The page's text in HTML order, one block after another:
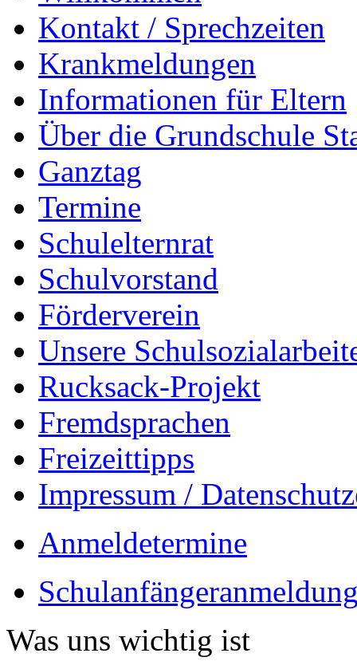
Kontakt / Sprechzeiten
Krankmeldungen
Informationen für Eltern
Über die Grundschule
Ganztag
Termine
Schulelternrat
Schulvorstand
Förderverein
Unsere
Rucksack-Projekt
Fremdsprachen
Freizeittipps
Impressum /
Anmeldetermine
Was uns wichtig ist